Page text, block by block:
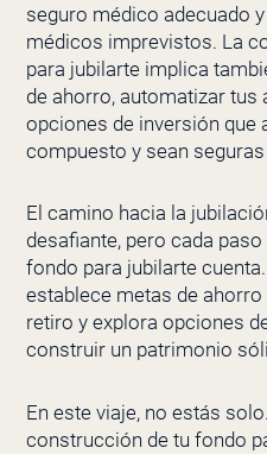
seguro médico adecuado
médicos imprevistos. La
para jubilarte implica
de ahorro, automatizar tus
opciones de inversión que
compuesto y sean
El camino hacia la
desafiante, pero cada
fondo para jubilarte
establece metas de
retiro y explora opciones
construir un patrimonio
En este viaje, no estás
construcción de tu fondo